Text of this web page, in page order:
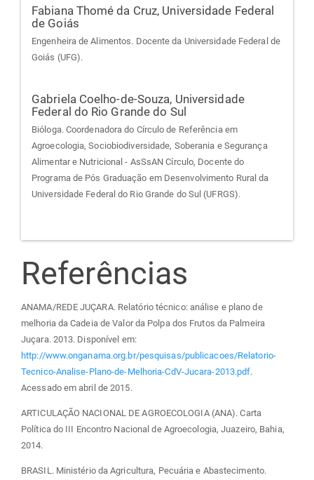
Fabiana Thomé da Cruz, Universidade Federal
de Goiás
Engenheira de Alimentos. Docente da Universidade Federal de
Goiás (UFG).
Gabriela Coelho-de-Souza, Universidade
Federal do Rio Grande do Sul
Bióloga. Coordenadora do Círculo de Referência em
Agroecologia, Sociobiodiversidade, Soberania e Segurança
Alimentar e Nutricional - AsSsAN Círculo, Docente do
Programa de Pós Graduação em Desenvolvimento Rural da
Universidade Federal do Rio Grande do Sul (UFRGS).
Referências
ANAMA/REDE JUÇARA. Relatório técnico: análise e plano de
melhoria da Cadeia de Valor da Polpa dos Frutos da Palmeira
Juçara. 2013. Disponível em:
http://www.onganama.org.br/pesquisas/publicacoes/Relatorio-
Tecnico-Analise-Plano-de-Melhoria-CdV-Jucara-2013.pdf.
Acessado em abril de 2015.
ARTICULAÇÃO NACIONAL DE AGROECOLOGIA (ANA). Carta
Política do III Encontro Nacional de Agroecologia, Juazeiro, Bahia,
2014.
BRASIL. Ministério da Agricultura, Pecuária e Abastecimento.